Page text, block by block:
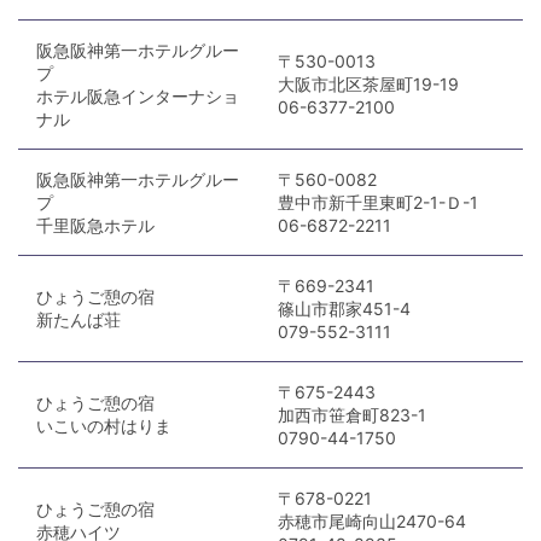
阪急阪神第一ホテルグルー
プ
ホテル阪急インターナショ
ナル
〒530-0013
大阪市北区茶屋町19-19
06-6377-2100
阪急阪神第一ホテルグルー
プ
千里阪急ホテル
〒560-0082
豊中市新千里東町2-1-Ｄ-1
06-6872-2211
ひょうご憩の宿
新たんば荘
〒669-2341
篠山市郡家451-4
079-552-3111
ひょうご憩の宿
いこいの村はりま
〒675-2443
加西市笹倉町823-1
0790-44-1750
ひょうご憩の宿
赤穂ハイツ
〒678-0221
赤穂市尾崎向山2470-64